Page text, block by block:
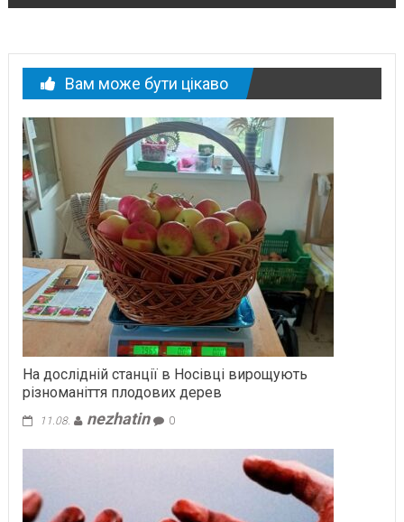
Вам може бути цікаво
На дослідній станції в Носівці вирощують
різноманіття плодових дерев
11.08. nezhatin 0